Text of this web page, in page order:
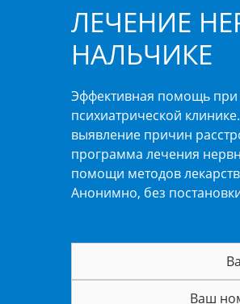
ЛЕЧЕНИЕ
НАЛЬЧИКЕ
Эффективная помощь
психиатрической
выявление причин
программа лечения
помощи методов
Анонимно, без